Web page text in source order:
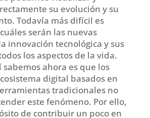
su evolución y su
Todavía más difícil es
serán las nuevas
innovación tecnológica y sus
los aspectos de la vida.
sabemos ahora es que los
digital basados en
tradicionales no
este fenómeno. Por ello,
de contribuir un poco en